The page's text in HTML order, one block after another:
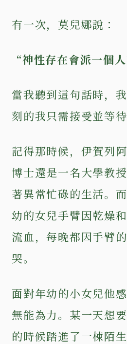
有一次，莫兒娜說：
“神性存在會派一個
當我聽到這句話時，
刻的我只需接受並等待
記得那時候，伊賀列
博士還是一名大學教
著異常忙碌的生活。
幼的女兒手臂因乾燥
流血，每晚都因手臂
哭。
面對年幼的小女兒他感
無能為力。某一天想
的時候踏進了一棟陌